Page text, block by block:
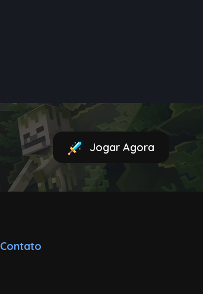
Jogar Agora
Contato